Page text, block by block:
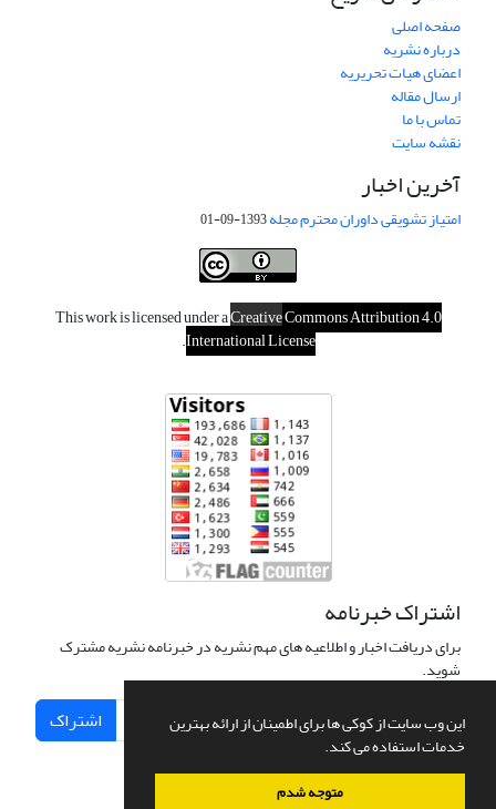
این وب سایت از کوکی ها برای اطمینان از ارائه بهترین
خدمات استفاده می کند.
متوجه شدم
صفحه اصلی
درباره نشریه
اعضای هیات تحریریه
ارسال مقاله
تماس با ما
نقشه سایت
آخرین اخبار
امتیاز تشویقی داوران محترم مجله1393-09-01
This work is licensed under aCreativeCommons Attribution 4.0
International License
.
اشتراک خبرنامه
برای دریافت اخبار و اطلاعیه های مهم نشریه در خبرنامه نشریه مشترک
شوید.
اشتراک